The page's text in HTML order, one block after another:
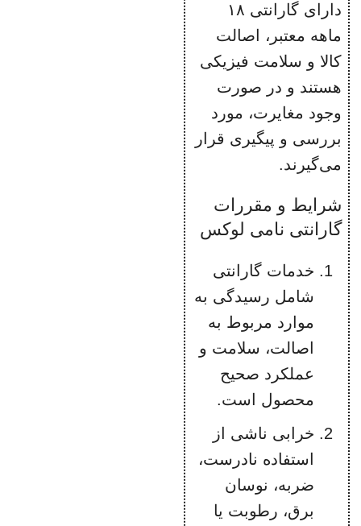
دارای گارانتی ۱۸
ماهه معتبر، اصالت
کالا و سلامت فیزیکی
هستند و در صورت
وجود مغایرت، مورد
بررسی و پیگیری قرار
می‌گیرند.
شرایط و مقررات
گارانتی نامی لوکس
خدمات گارانتی
شامل رسیدگی به
موارد مربوط به
اصالت، سلامت و
عملکرد صحیح
محصول است.
خرابی ناشی از
استفاده نادرست،
ضربه، نوسان
برق، رطوبت یا